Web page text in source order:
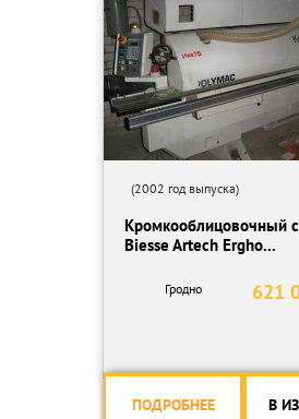
(2002 год выпуска)
Кромкооблицовочный
Biesse Artech Ergho...
621
Гродно
ПОДРОБНЕЕ В